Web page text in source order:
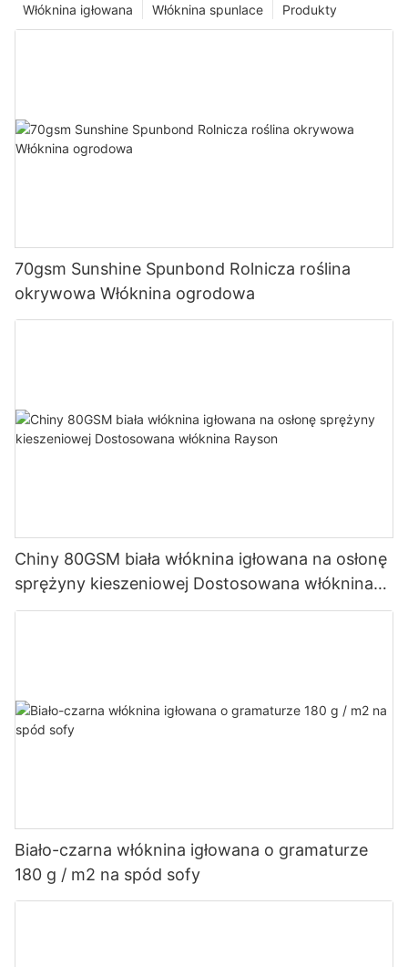
Produkty
Włóknina spunlace
Włóknina igłowana
70gsm Sunshine Spunbond Rolnicza roślina
okrywowa Włóknina ogrodowa
Chiny 80GSM biała włóknina igłowana na osłonę
sprężyny kieszeniowej Dostosowana włóknina
Rayson
Biało-czarna włóknina igłowana o gramaturze
180 g / m2 na spód sofy